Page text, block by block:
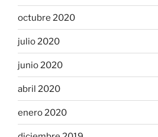
octubre 2020
julio 2020
junio 2020
abril 2020
enero 2020